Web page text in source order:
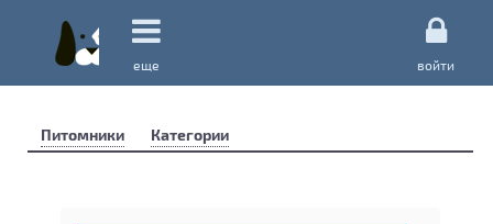
еще войти
Питомники Категории